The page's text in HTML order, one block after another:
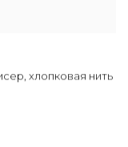
хлопковая нить